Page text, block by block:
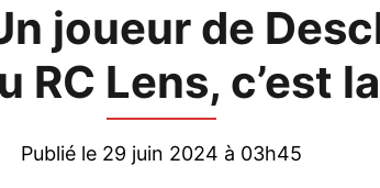
joueur de
RC Lens, c’est
Publié le 29 juin 2024 à 03h45